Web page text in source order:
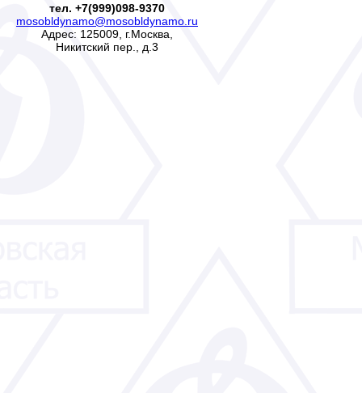
тел. +7(999)098-9370
mosobldynamo@mosobldynamo.ru
Адрес: 125009, г.Москва,
Никитский пер., д.3